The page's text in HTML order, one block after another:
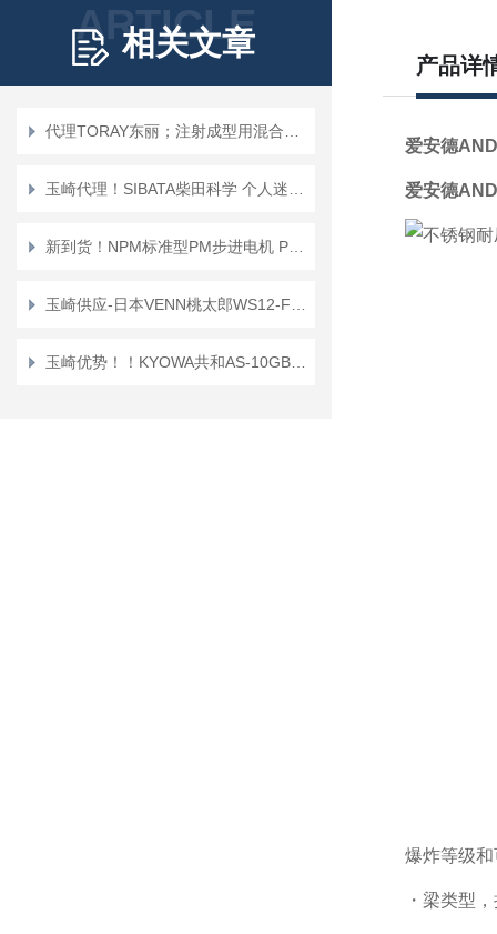
ARTICLE
相关文章
产品详
爱安德
爱安德
爆炸等级
・梁类型